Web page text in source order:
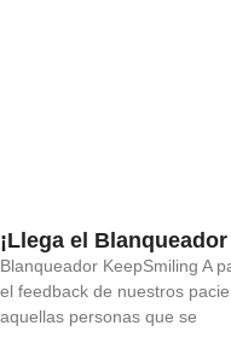
¡Llega el
Blanqueador KeepSmiling A
el feedback de nuestros
aquellas personas que se